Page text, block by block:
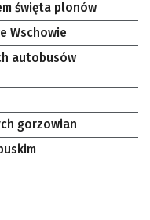
święta plonów
Wschowie
autobusów
gorzowian